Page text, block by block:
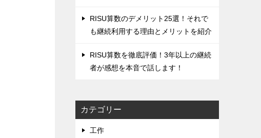
‌RISU算数のデメリット25選！それで
も継続利用する理由とメリットを紹介
RISU算数を徹底評価！‌3年以上の継続
者が感想を本音で話します！
カテゴリー
工作